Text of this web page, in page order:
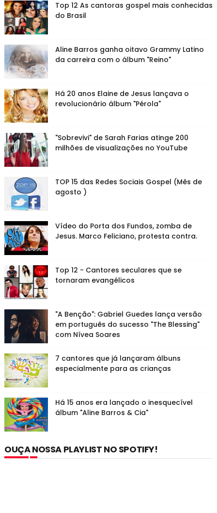
Top 12 As cantoras gospel mais conhecidas
do Brasil
Aline Barros ganha oitavo Grammy Latino
da carreira com o álbum "Reino"
Há 20 anos Elaine de Jesus lançava o
revolucionário álbum "Pérola"
"Sobrevivi" de Sarah Farias atinge 200
milhões de visualizações no YouTube
TOP 15 das Redes Sociais Gospel (Mês de
agosto )
Vídeo do Porta dos Fundos, zomba de
Jesus. Marco Feliciano, protesta contra.
Top 12 - Cantores seculares que se
tornaram evangélicos
"A Benção": Gabriel Guedes lança versão
em português do sucesso "The Blessing"
com Nívea Soares
7 cantores que já lançaram álbuns
especialmente para as crianças
Há 15 anos era lançado o inesquecível
álbum "Aline Barros & Cia"
OUÇA NOSSA PLAYLIST NO SPOTIFY!